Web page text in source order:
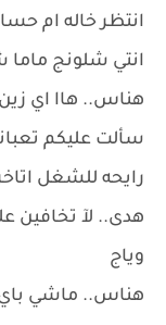
انتظر خاله ام
انتي شلونج ماما
هناس.. هاا اي زين
سألت عليكم
رايحه للشغل
هدى.. لآ تخافين
وياج
هناس.. ماشي باي